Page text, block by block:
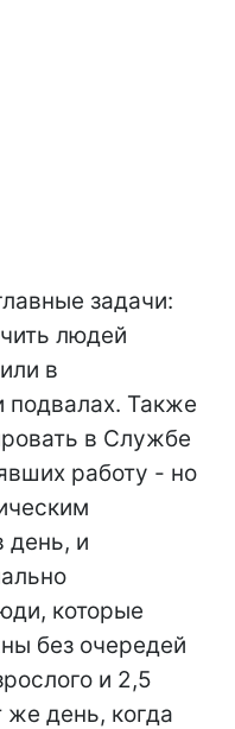
задачи:
людей
в
Также
в Службе
работу - но
день, и
которые
без очередей
и 2,5
же день, когда